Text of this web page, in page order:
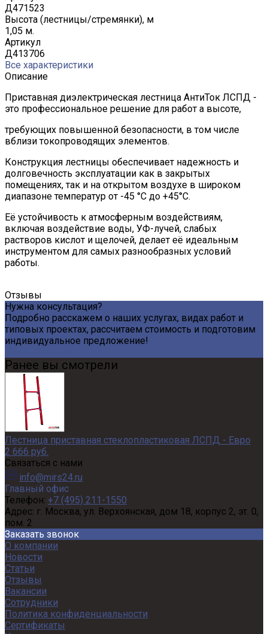
Д471523
Высота (лестницы/стремянки), м
1,05 м.
Артикул
Д413706
Все характеристики
Описание
Приставная диэлектрическая лестница АнтиТок ЛСПД -
это профессиональное решение для работ а высоте,
требующих повышенной безопасности, в том числе
вблизи токопроводящих элементов.
Конструкция лестницы обеспечивает надежность и
долговечность эксплуатации как в закрытых
помещениях, так и на открытом воздухе в широком
диапазоне температур от -45 °С до +45°С.
Её устойчивость к атмосферным воздействиям,
включая воздействие воды, УФ-лучей, слабых
растворов кислот и щелочей, делает её идеальным
инструментом для самых разнообразных условий
работы.
Отзывы
Нужна консультация?
Подробно расскажем о наших услугах, видах работ и
типовых проектах, рассчитаем стоимость и подготовим
индивидуальное предложение!
Ранее вы смотрели
Лестница приставная стеклопластиковая ЛСПД - Евро
2 666 руб.
Связаться с нами
info@mirs24.ru
Главный офис
Телефон: +7 (495) 211-1550
Адрес: г. Москва, ул. Верхоянская, дом 18, корпус 2, эт. 0,
пом. 2
Заказать звонок
О компании
Новости
Статьи
Отзывы
Вакансии
Сотрудники
Политика конфиденциальности
Сертификаты